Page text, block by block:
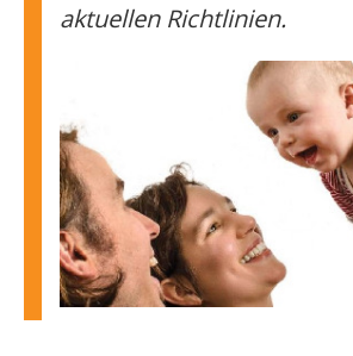
aktuellen Richtlinien.